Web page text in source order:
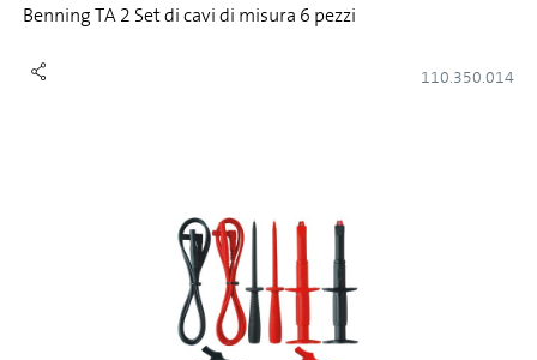
Benning TA 2 Set di cavi di misura 6 pezzi
110.350.014